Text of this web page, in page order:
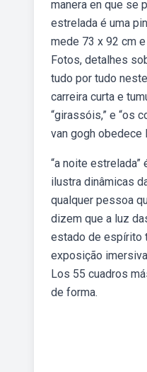
manera en que se
estrelada é uma
mede 73 x 92 cm
Fotos, detalhes
tudo por tudo
carreira curta e
“girassóis,” e “os
van gogh obedece
“a noite
ilustra dinâmicas
qualquer pessoa
dizem que a luz
estado de espírito
exposição
Los 55 cuadros
de forma.